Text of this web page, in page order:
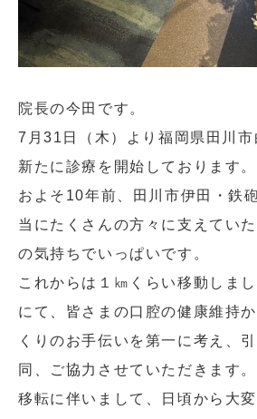
院長の今田です。
7月31日（木）より福岡県田川市
新たに診療を開始しております。
およそ10年前、田川市伊田・鉄
当にたくさんの方々に支えてい
の気持ちでいっぱいです。
これからは１㎞くらい移動しま
にて、皆さまの口腔の健康維持
くりのお手伝いを第一に考え、
同、ご協力させていただきます。
移転に伴いまして、日頃から大